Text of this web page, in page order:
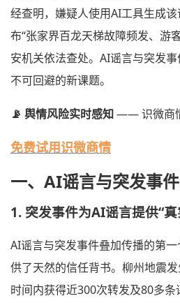
经查明，嫌疑人使用AI工具生成
布“张家界百龙天梯故障频发、游
安机关依法查处。AI谣言与突发
不可回避的新课题。
📡 舆情风险实时感知—— 识微商
免费试用识微商情
一、AI谣言与突发事
1. 突发事件为AI谣言提供“
AI谣言与突发事件叠加传播的第
供了天然的信任背书。柳州地震
时间内获得近300次转发及80多